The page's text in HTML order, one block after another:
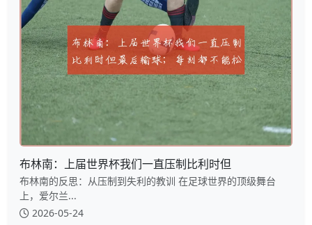
布林南：上届世界杯我们一直压制比利时但
布林南的反思：从压制到失利的教训 在足球世界的顶级舞台
上，爱尔兰...
2026-05-24